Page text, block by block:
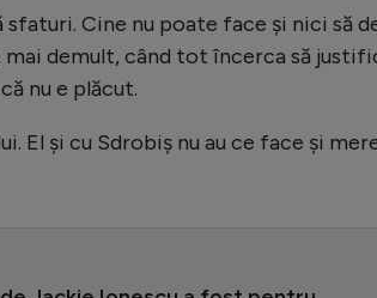
Cine nu poate face și nici să
mai demult, când tot încerca să
nu e plăcut.
El și cu Sdrobiș nu au ce face și